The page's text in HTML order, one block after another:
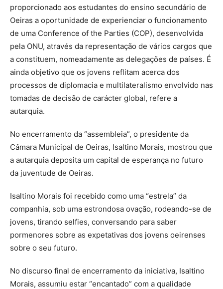
proporcionado aos estudantes do ensino secundário de
Oeiras a oportunidade de experienciar o funcionamento
de uma Conference of the Parties (COP), desenvolvida
pela ONU, através da representação de vários cargos que
a constituem, nomeadamente as delegações de países. É
ainda objetivo que os jovens reflitam acerca dos
processos de diplomacia e multilateralismo envolvido nas
tomadas de decisão de carácter global, refere a
autarquia.
No encerramento da “assembleia”, o presidente da
Câmara Municipal de Oeiras, Isaltino Morais, mostrou que
a autarquia deposita um capital de esperança no futuro
da juventude de Oeiras.
Isaltino Morais foi recebido como uma “estrela” da
companhia, sob uma estrondosa ovação, rodeando-se de
jovens, tirando selfies, conversando para saber
pormenores sobre as expetativas dos jovens oeirenses
sobre o seu futuro.
No discurso final de encerramento da iniciativa, Isaltino
Morais, assumiu estar “encantado” com a qualidade